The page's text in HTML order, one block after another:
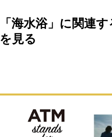
「海水浴」に関連
を見る